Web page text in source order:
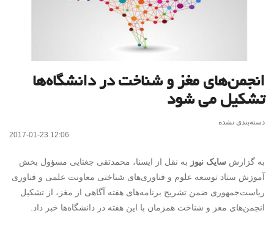
انجمن‌های مغز و شناخت در دانشگاه‌ها
تشکیل می شود
دسته‌بندی نشده
2017-01-23 12:06
به گزارش سایک نیوز به نقل از ایسنا، محمدتقی جغتایی مسؤول بخش
آموزش ستاد توسعه علوم و فناوری‌های شناختی معاونت علمی‌ و فناوری
ریاست‌جمهوری ضمن تشریح برنامه‌های هفته آگاهی از مغز، از تشکیل
انجمن‌های مغز و شناخت همزمان با این هفته در دانشگاه‌ها خبر داد.